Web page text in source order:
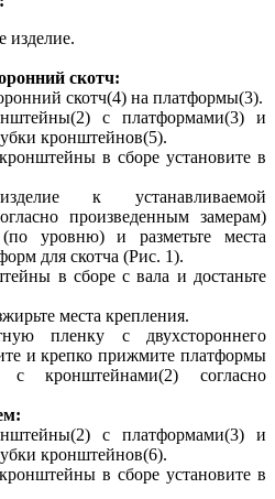
изделие.
скотч:
скотч(4) на платформы(3).
с платформами(3) и
кронштейнов(5).
в сборе установите в
к устанавливаемой
произведенным замерам)
(по уровню) и разметьте места
для скотча (Рис. 1).
в сборе с вала и достаньте
места крепления.
пленку с двухстороннего
и крепко прижмите платформы
с кронштейнами(2) согласно
с платформами(3) и
кронштейнов(6).
в сборе установите в